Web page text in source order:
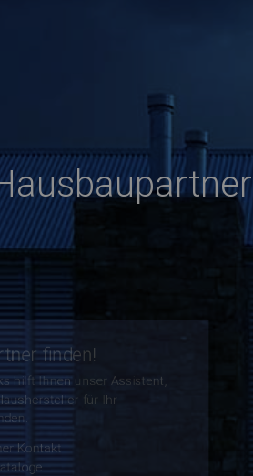
Assistenten starten!
schließen